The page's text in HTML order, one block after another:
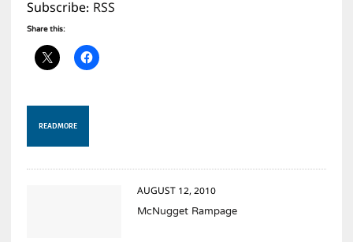
Subscribe: RSS
Share this:
READ MORE
AUGUST 12, 2010
McNugget Rampage